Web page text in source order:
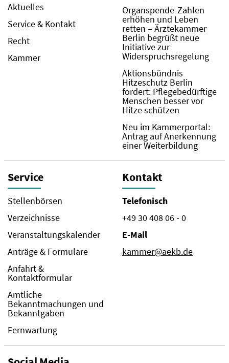
Aktuelles
Service & Kontakt
Recht
Kammer
Organspende-Zahlen
erhöhen und Leben
retten – Ärztekammer
Berlin begrüßt neue
Initiative zur
Widerspruchsregelung
Aktionsbündnis
Hitzeschutz Berlin
fordert: Pflegebedürftige
Menschen besser vor
Hitze schützen
Neu im Kammerportal:
Antrag auf Anerkennung
einer Weiterbildung
Service
Stellenbörsen
Verzeichnisse
Veranstaltungskalender
Anträge & Formulare
Anfahrt &
Kontaktformular
Amtliche
Bekanntmachungen und
Bekanntgaben
Fernwartung
Kontakt
Telefonisch
+49 30 408 06 - 0
E-Mail
kammer@aekb.de